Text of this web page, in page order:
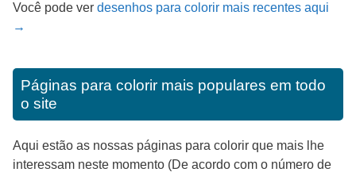
Você pode ver desenhos para colorir mais recentes aqui
→
Páginas para colorir mais populares em todo
o site
Aqui estão as nossas páginas para colorir que mais lhe
interessam neste momento (De acordo com o número de